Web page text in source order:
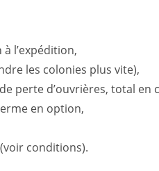
l’expédition,
les colonies plus vite),
perte d’ouvrières, total en
en option,
conditions).